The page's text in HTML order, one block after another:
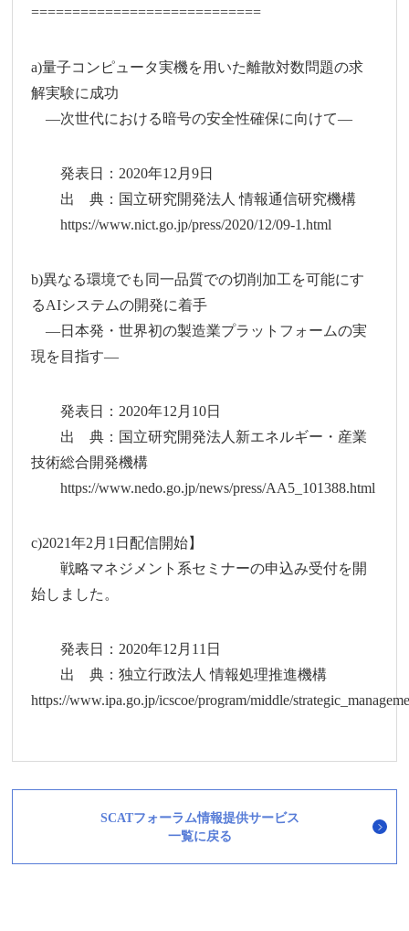
============================
a)量子コンピュータ実機を用いた離散対数問題の求
解実験に成功
―次世代における暗号の安全性確保に向けて―
発表日：2020年12月9日
出 典：国立研究開発法人 情報通信研究機構
https://www.nict.go.jp/press/2020/12/09-1.html
b)異なる環境でも同一品質での切削加工を可能にす
るAIシステムの開発に着手
―日本発・世界初の製造業プラットフォームの実
現を目指す―
発表日：2020年12月10日
出 典：国立研究開発法人新エネルギー・産業
技術総合開発機構
https://www.nedo.go.jp/news/press/AA5_101388.html
c)2021年2月1日配信開始】
戦略マネジメント系セミナーの申込み受付を開
始しました。
発表日：2020年12月11日
出 典：独立行政法人 情報処理推進機構
https://www.ipa.go.jp/icscoe/program/middle/
SCATフォーラム情報提供サービス
一覧に戻る